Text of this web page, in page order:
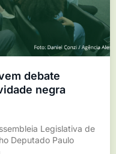
debate
negra
Legislativa de
Deputado Paulo